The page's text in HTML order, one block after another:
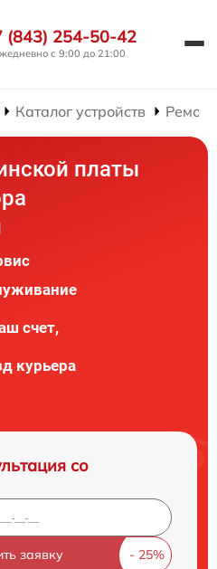
(843) 254-50-42
с 9:00 до 21:00
Каталог устройств
платы
счет,
курьера
со
заявку